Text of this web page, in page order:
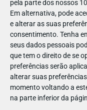
pela parte dos nossos
Em alternativa, pode
e alterar as suas
consentimento. Tenha
seus dados pessoais
que tem o direito de se
preferências serão
alterar suas
momento voltando a
na parte inferior da